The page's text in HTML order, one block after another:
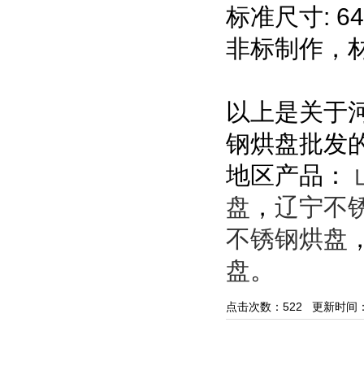
标准尺寸:
非标制作，
以上是关于
钢烘盘批发
地区产品：
盘 ， 辽宁不
不锈钢烘盘
盘。
点击次数： 522 更新时间